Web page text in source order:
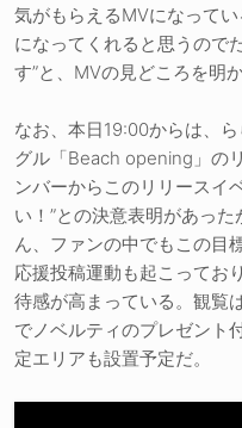
気がもらえるMVになって
になってくれると思うので
す”と、MVの見どころを明か
なお、本日19:00からは、
グル「Beach opening」の
ンバーからこのリリースイ
い！”との決意表明があっ
ん、ファンの中でもこの目
応援投稿運動も起こってお
待感が高まっている。観覧
でノベルティのプレゼント
定エリアも設置予定だ。